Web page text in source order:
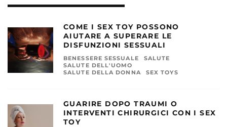
COME I SEX TOY POSSONO
AIUTARE A SUPERARE LE
DISFUNZIONI SESSUALI
BENESSERE SESSUALE
SALUTE
SALUTE DELL'UOMO
SALUTE DELLA DONNA
SEX TOYS
GUARIRE DOPO TRAUMI O
INTERVENTI CHIRURGICI CON I SEX
TOY